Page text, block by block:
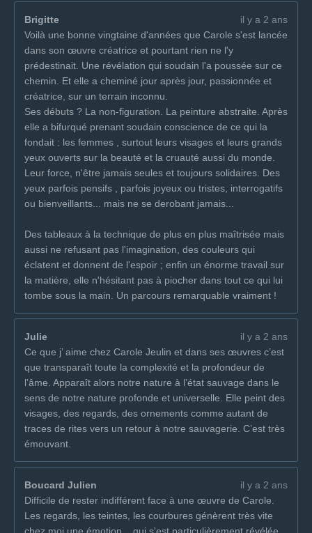
Brigitte
il y a 2 ans
Voilà une bonne vingtaine d'années que Carole s'est lancée
dans son œuvre créatrice et pourtant rien ne l'y
prédestinait. Une révélation qui soudain l'a poussée sur ce
chemin. Et elle a cheminé jour après jour, passionnée et
créatrice, sur un terrain inconnu.
Ses débuts ? La non-figuration. La peinture abstraite. Après
elle a bifurqué prenant soudain conscience de ce qui la
fondait : les femmes , surtout leurs visages et leurs grands
yeux ouverts sur la beauté et la cruauté aussi du monde.
Leur force, n'être jamais seules et toujours solidaires. Des
yeux parfois pensifs , parfois joyeux ou tristes, interrogatifs
ou bienveillants... mais ne se derobant jamais...
Des tableaux à la technique de plus en plus maîtrisée mais
aussi ne refusant pas l'imagination, des couleurs qui
éclatent et donnent de l'espoir ; enfin un énorme travail sur
la matière, elle n'hésitant pas à piocher dans tout ce qui lui
tombe sous la main. Un parcours remarquable vraiment !
Julie
il y a 2 ans
Ce que j’ aime chez Carole Jeulin et dans ses œuvres c’est
que transparaît toute la complexité et la profondeur de
l’âme. Apparaît alors notre nature à l’état sauvage dans le
sens de notre nature profonde et universelle. Elle peint des
visages, des regards, des ornements comme autant de
traces de rites vers un retour à notre sauvagerie. C’est très
émouvant.
Boucard Julien
il y a 2 ans
Difficile de rester indifférent face à une œuvre de Carole.
Les regards, les teintes, les courbures génèrent très vite